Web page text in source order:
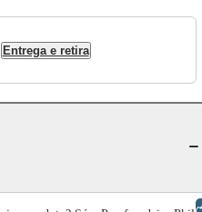
Entrega e retira